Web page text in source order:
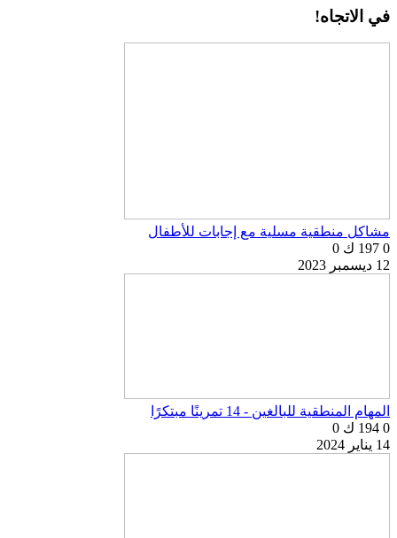
في الاتجاه!
مشاكل منطقية مسلية مع إجابات للأطفال
0 197 ك
0
12 ديسمبر 2023
المهام المنطقية للبالغين - 14 تمرينًا مبتكرًا
0 194 ك
0
14 يناير 2024